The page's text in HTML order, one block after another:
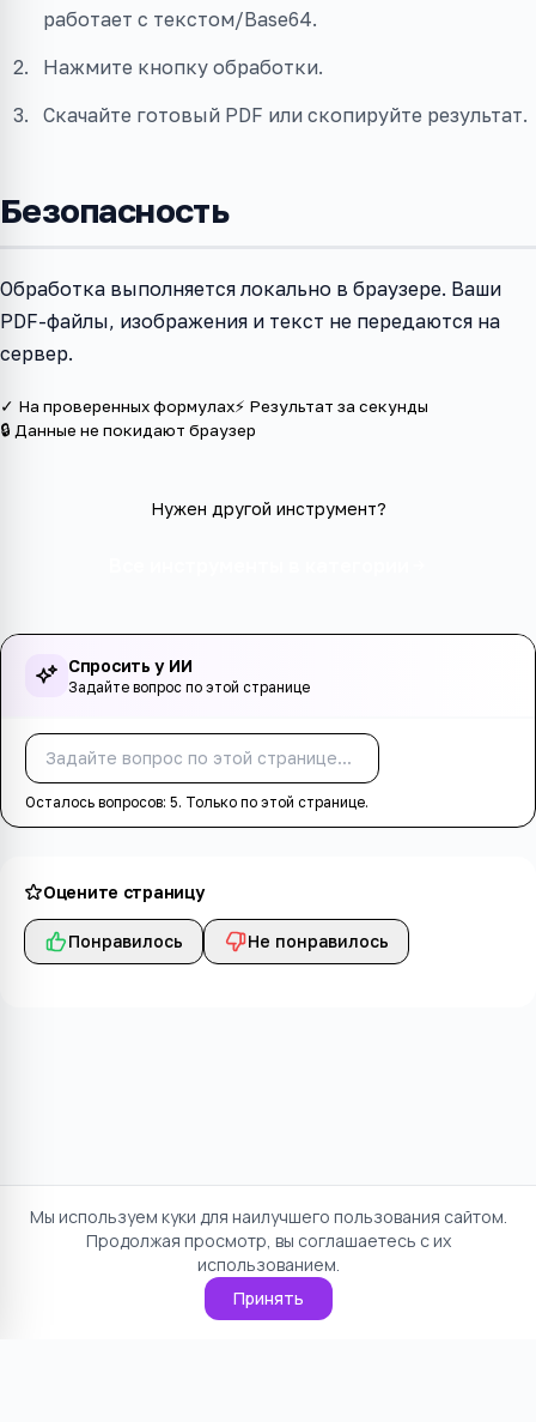
работает с текстом/Base64.
Нажмите кнопку обработки.
Скачайте готовый PDF или скопируйте результат.
Безопасность
Обработка выполняется локально в браузере. Ваши
PDF-файлы, изображения и текст не передаются на
сервер.
✓ На проверенных формулах⚡ Результат за секунды
🔒 Данные не покидают браузер
Нужен другой инструмент?
Спросить у ИИ
Задайте вопрос по этой странице
Осталось вопросов: 5. Только по этой странице.
Оцените страницу
Понравилось Не понравилось
Мы используем куки для наилучшего пользования сайтом.
Продолжая просмотр, вы соглашаетесь с их
использованием.
Принять